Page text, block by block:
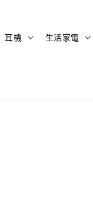
耳機 生活家電